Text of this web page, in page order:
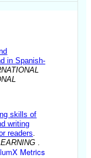
in Spanish-
skills of
writing
readers
Metrics